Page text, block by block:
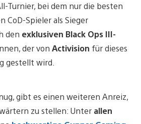
Turnier, bei dem nur die besten
CoD-Spieler als Sieger
den exklusiven Black Ops III-
der von Activision für dieses
gestellt wird.
gibt es einen weiteren Anreiz,
zu stellen: Unter allen